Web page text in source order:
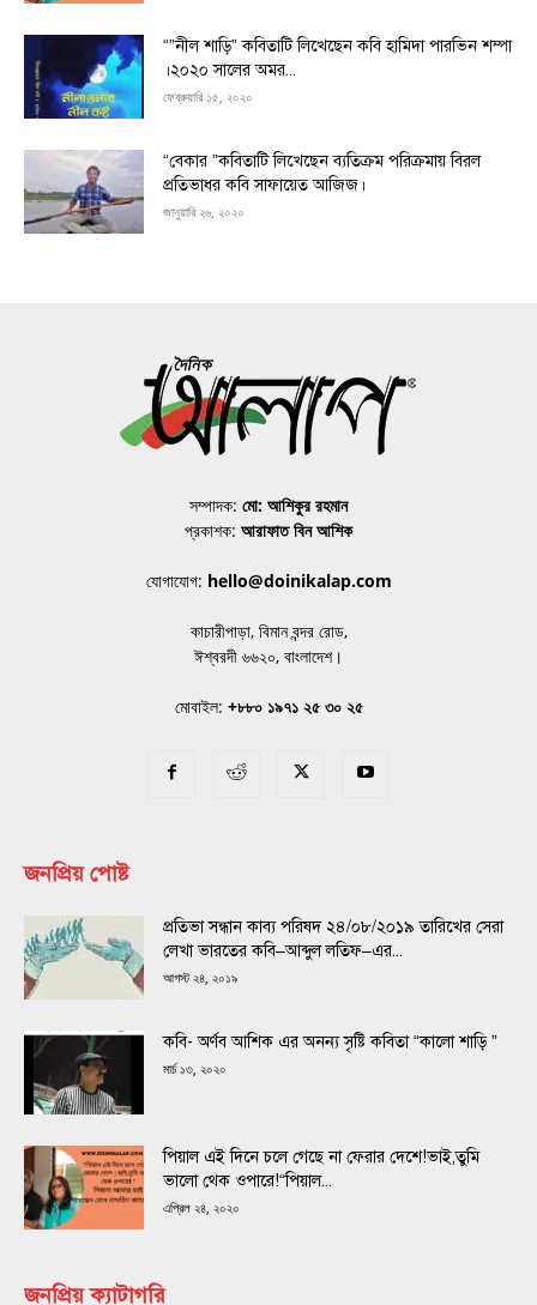
“”নীল শাড়ি” কবিতাটি লিখেছেন কবি হামিদা পারভিন শম্পা
।২০২০ সালের অমর...
ফেব্রুয়ারি ১৫, ২০২০
“বেকার ”কবিতাটি লিখেছেন ব্যতিক্রম পরিক্রমায় বিরল
প্রতিভাধর কবি সাফায়েত আজিজ।
জানুয়ারি ২৬, ২০২০
সম্পাদক: মো: আশিকুর রহমান
প্রকাশক: আরাফাত বিন আশিক
যোগাযোগ: hello@doinikalap.com
কাচারীপাড়া, বিমান বন্দর রোড,
ঈশ্বরদী ৬৬২০, বাংলাদেশ।
মোবাইল: +৮৮০ ১৯৭১ ২৫ ৩০ ২৫
জনপ্রিয় পোষ্ট
প্রতিভা সন্ধান কাব্য পরিষদ ২৪/০৮/২০১৯ তারিখের সেরা
লেখা ভারতের কবি–আব্দুল লতিফ–এর...
আগস্ট ২৪, ২০১৯
কবি- অর্ণব আশিক এর অনন্য সৃষ্টি কবিতা “কালো শাড়ি ”
মার্চ ১৩, ২০২০
পিয়াল এই দিনে চলে গেছে না ফেরার দেশে!ভাই,তুমি
ভালো থেক ওপারে!“পিয়াল...
এপ্রিল ২৪, ২০২০
জনপ্রিয় ক্যাটাগরি